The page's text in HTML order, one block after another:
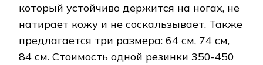
который устойчиво держится на ногах, не
натирает кожу и не соскальзывает. Также
предлагается три размера: 64 см, 74 см,
84 см. Стоимость одной резинки 350-450